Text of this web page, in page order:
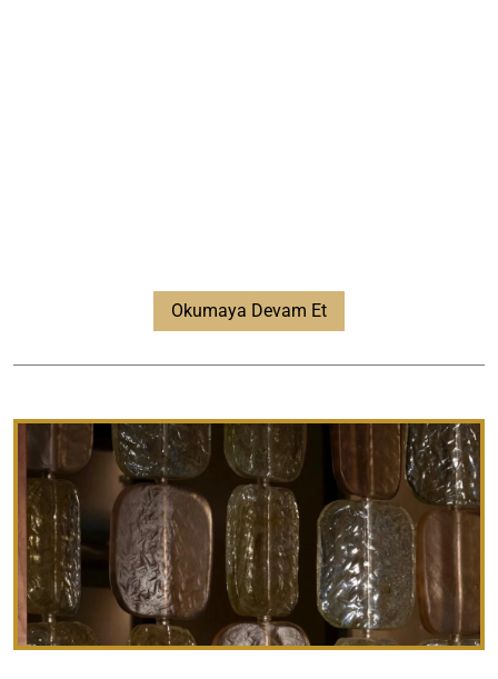
Okumaya Devam Et